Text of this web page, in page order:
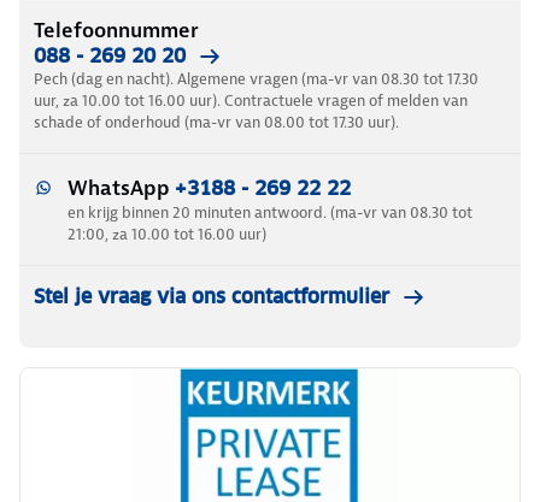
Telefoonnummer
088 - 269 20 20
Pech (dag en nacht). Algemene vragen (ma-vr van 08.30 tot 17.30
uur, za 10.00 tot 16.00 uur). Contractuele vragen of melden van
schade of onderhoud (ma-vr van 08.00 tot 17.30 uur).
WhatsApp +3188 - 269 22 22
en krijg binnen 20 minuten antwoord. (ma-vr van 08.30 tot
21:00, za 10.00 tot 16.00 uur)
Stel je vraag via ons contactformulier